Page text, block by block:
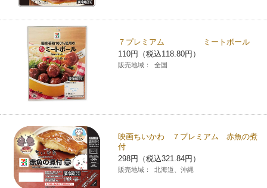
スポーツ振興くじ
行政サービス
保険
学び・教育
レジでApple Accountにチャージ
オンラインフォトサービス
宅配ロッカー（店舗限定）
自転車シェアリング（店舗限定）
JTB
セブン‐イレブンの海外事業
データで見るセブン‐イレブン
セブン‐イレブンの「商品力」
セブン-イレブンの横顔
セブン-イレブンの歴史
サステナビリティレポート
報告書ライブラリー
English (Services)
中文[繁體字](服務)
简体中文(服务)
한국어(서비스)
ภาษาไทย(บริการ)
７プレミアム ミートボール
110円（税込118.80円）
販売地域： 全国
映画ちいかわ ７プレミアム 赤魚の煮
付
298円（税込321.84円）
販売地域： 北海道、沖縄